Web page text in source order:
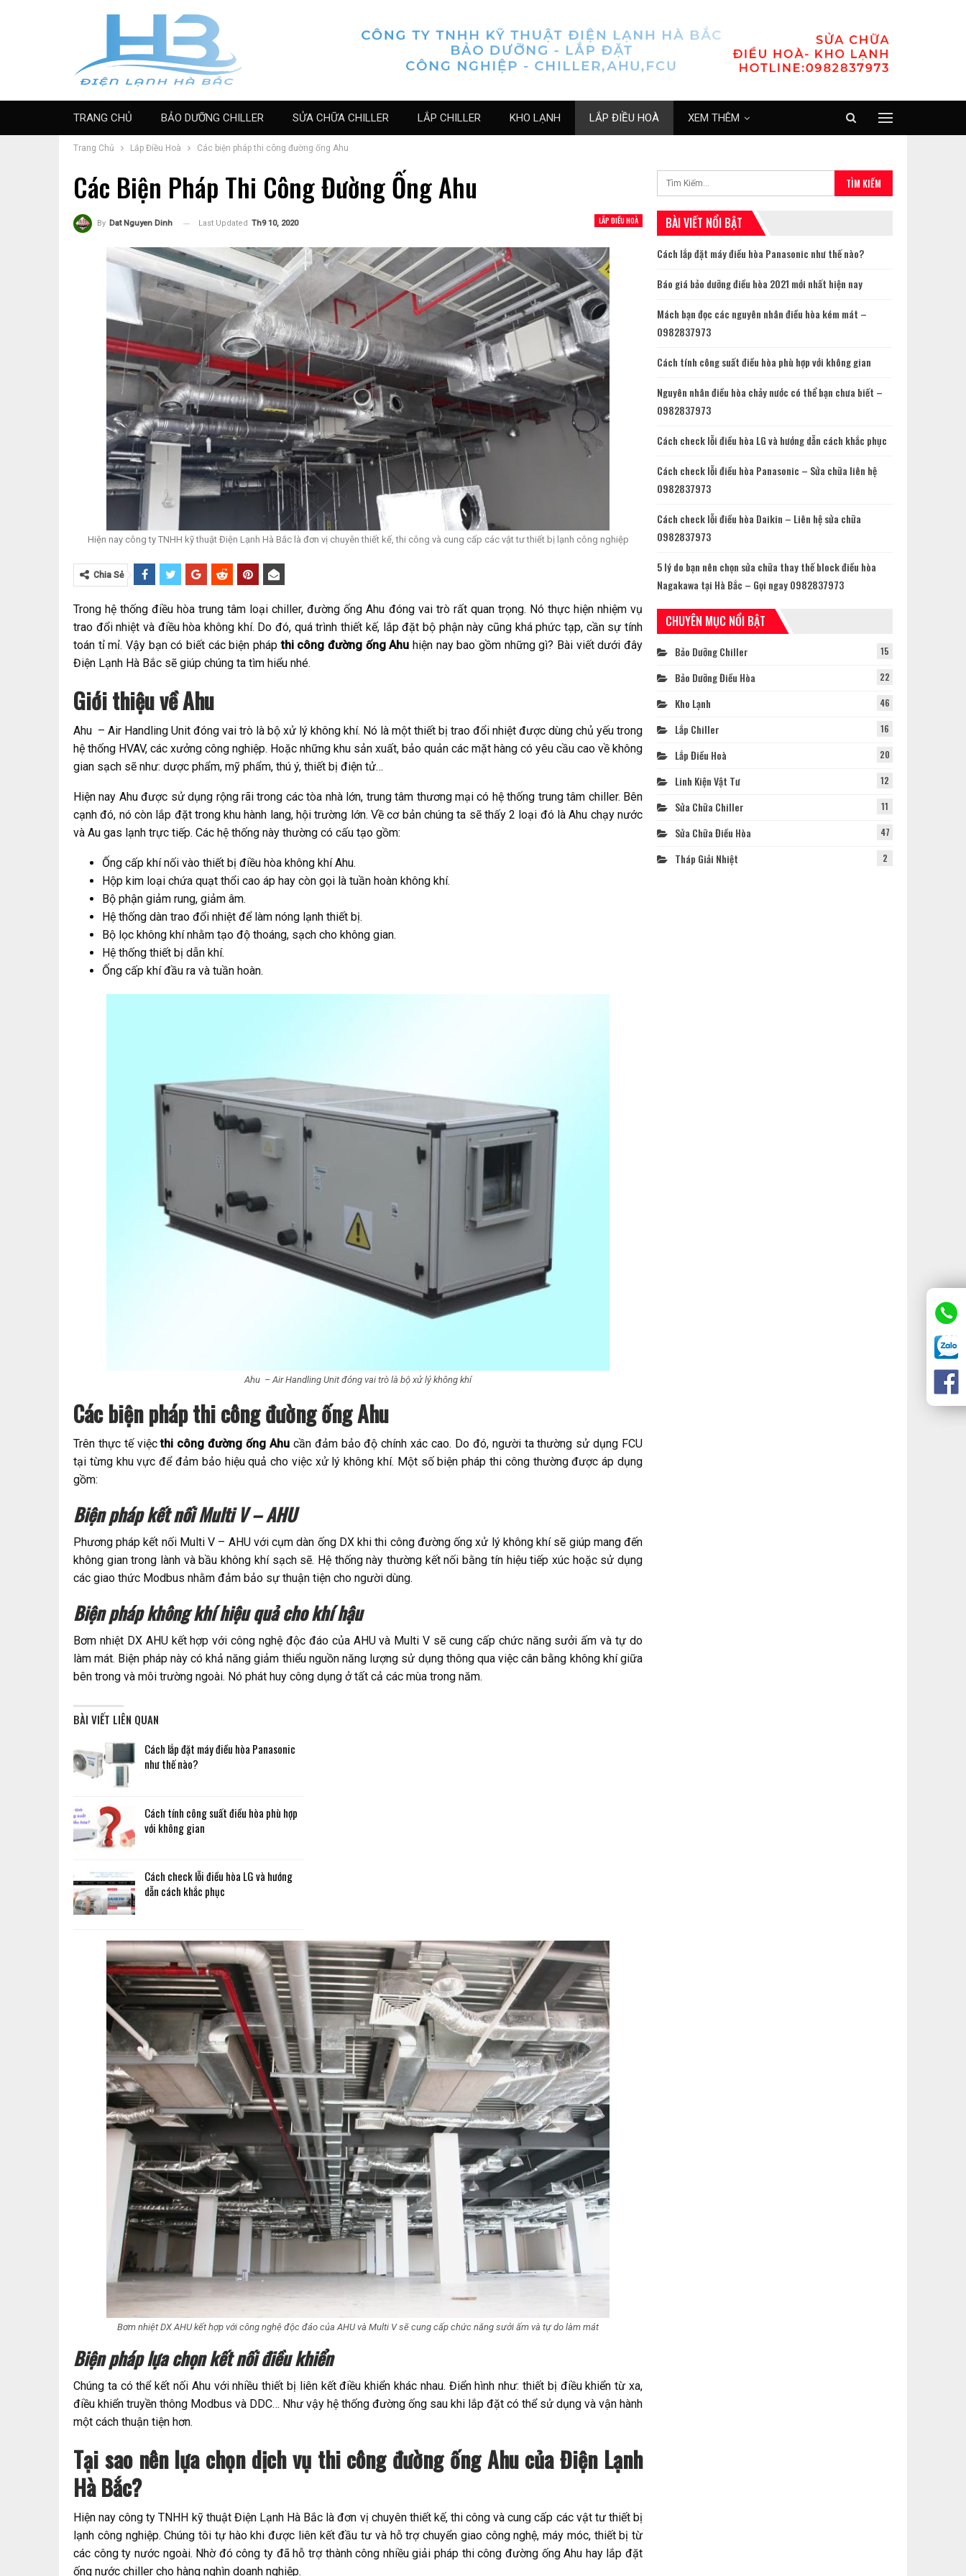
TRANG CHỦ BẢO DƯỠNG CHILLER SỬA CHỮA CHILLER LẮP CHILLER KHO LẠNH LẮP ĐIỀU HOÀ XEM THÊM
Trang Chủ Lắp Điều Hoà Các biện pháp thi công đường ống Ahu
Các Biện Pháp Thi Công Đường Ống Ahu
LẮP ĐIỀU HOÀ
By Dat Nguyen Dinh Last Updated Th9 10, 2020
Hiện nay công ty TNHH kỹ thuật Điện Lạnh Hà Bắc là đơn vị chuyên thiết kế, thi công và cung cấp các vật tư thiết bị lạnh công nghiệp
Chia Sẻ
Trong hệ thống điều hòa trung tâm loại chiller, đường ống Ahu đóng vai trò rất quan trọng. Nó thực hiện nhiệm vụ
trao đổi nhiệt và điều hòa không khí. Do đó, quá trình thiết kế, lắp đặt bộ phận này cũng khá phức tạp, cần sự tính
toán tỉ mỉ. Vậy bạn có biết các biện phápthi công đường ống Ahu hiện nay bao gồm những gì? Bài viết dưới đây
Điện Lạnh Hà Bắc sẽ giúp chúng ta tìm hiểu nhé.
Giới thiệu về Ahu
Ahu – Air Handling Unit đóng vai trò là bộ xử lý không khí. Nó là một thiết bị trao đổi nhiệt được dùng chủ yếu trong
hệ thống HVAV, các xưởng công nghiệp. Hoặc những khu sản xuất, bảo quản các mặt hàng có yêu cầu cao về không
gian sạch sẽ như: dược phẩm, mỹ phẩm, thú ý, thiết bị điện tử…
Hiện nay Ahu được sử dụng rộng rãi trong các tòa nhà lớn, trung tâm thương mại có hệ thống trung tâm chiller. Bên
cạnh đó, nó còn lắp đặt trong khu hành lang, hội trường lớn. Về cơ bản chúng ta sẽ thấy 2 loại đó là Ahu chạy nước
và Au gas lạnh trực tiếp. Các hệ thống này thường có cấu tạo gồm:
Ống cấp khí nối vào thiết bị điều hòa không khí Ahu.
Hộp kim loại chứa quạt thổi cao áp hay còn gọi là tuần hoàn không khí.
Bộ phận giảm rung, giảm âm.
Hệ thống dàn trao đổi nhiệt để làm nóng lạnh thiết bị.
Bộ lọc không khí nhằm tạo độ thoáng, sạch cho không gian.
Hệ thống thiết bị dẫn khí.
Ống cấp khí đầu ra và tuần hoàn.
Ahu – Air Handling Unit đóng vai trò là bộ xử lý không khí
Các biện pháp thi công đường ống Ahu
Trên thực tế việcthi công đường ống Ahucần đảm bảo độ chính xác cao. Do đó, người ta thường sử dụng FCU
tại từng khu vực để đảm bảo hiệu quả cho việc xử lý không khí. Một số biện pháp thi công thường được áp dụng
gồm:
Biện pháp kết nối Multi V – AHU
Phương pháp kết nối Multi V – AHU với cụm dàn ống DX khi thi công đường ống xử lý không khí sẽ giúp mang đến
không gian trong lành và bầu không khí sạch sẽ. Hệ thống này thường kết nối bằng tín hiệu tiếp xúc hoặc sử dụng
các giao thức Modbus nhằm đảm bảo sự thuận tiện cho người dùng.
Biện pháp không khí hiệu quả cho khí hậu
Bơm nhiệt DX AHU kết hợp với công nghệ độc đáo của AHU và Multi V sẽ cung cấp chức năng sưởi ấm và tự do
làm mát. Biện pháp này có khả năng giảm thiểu nguồn năng lượng sử dụng thông qua việc cân bằng không khí giữa
bên trong và môi trường ngoài. Nó phát huy công dụng ở tất cả các mùa trong năm.
BÀI VIẾT LIÊN QUAN
Cách lắp đặt máy điều hòa Panasonic
như thế nào?
Cách tính công suất điều hòa phù hợp
với không gian
Cách check lỗi điều hòa LG và hướng
dẫn cách khắc phục
Bơm nhiệt DX AHU kết hợp với công nghệ độc đáo của AHU và Multi V sẽ cung cấp chức năng sưởi ấm và tự do làm mát
Biện pháp lựa chọn kết nối điều khiển
Chúng ta có thể kết nối Ahu với nhiều thiết bị liên kết điều khiển khác nhau. Điển hình như: thiết bị điều khiển từ xa,
điều khiển truyền thông Modbus và DDC… Như vậy hệ thống đường ống sau khi lắp đặt có thể sử dụng và vận hành
một cách thuận tiện hơn.
Tại sao nên lựa chọn dịch vụ thi công đường ống Ahu của Điện Lạnh
Hà Bắc?
Hiện nay công ty TNHH kỹ thuật Điện Lạnh Hà Bắc là đơn vị chuyên thiết kế, thi công và cung cấp các vật tư thiết bị
lạnh công nghiệp. Chúng tôi tự hào khi được liên kết đầu tư và hỗ trợ chuyển giao công nghệ, máy móc, thiết bị từ
các công ty nước ngoài. Nhờ đó công ty đã hỗ trợ thành công nhiều giải pháp thi công đường ống Ahu hay lắp đặt
ống nước chiller cho hàng nghìn doanh nghiệp.
BÀI VIẾT NỔI BẬT
Cách lắp đặt máy điều hòa Panasonic như thế nào?
Báo giá bảo dưỡng điều hòa 2021 mới nhất hiện nay
Mách bạn đọc các nguyên nhân điều hòa kém mát –
0982837973
Cách tính công suất điều hòa phù hợp với không gian
Nguyên nhân điều hòa chảy nước có thể bạn chưa biết –
0982837973
Cách check lỗi điều hòa LG và hướng dẫn cách khắc phục
Cách check lỗi điều hòa Panasonic – Sửa chữa liên hệ
0982837973
Cách check lỗi điều hòa Daikin – Liên hệ sửa chữa
0982837973
5 lý do bạn nên chọn sửa chữa thay thế block điều hòa
Nagakawa tại Hà Bắc – Gọi ngay 0982837973
CHUYÊN MỤC NỔI BẬT
Bảo Dưỡng Chiller 15
Bảo Dưỡng Điều Hòa 22
Kho Lạnh 46
Lắp Chiller 16
Lắp Điều Hoà 20
Linh Kiện Vật Tư 12
Sửa Chữa Chiller 11
Sửa Chữa Điều Hòa 47
Tháp Giải Nhiệt 2